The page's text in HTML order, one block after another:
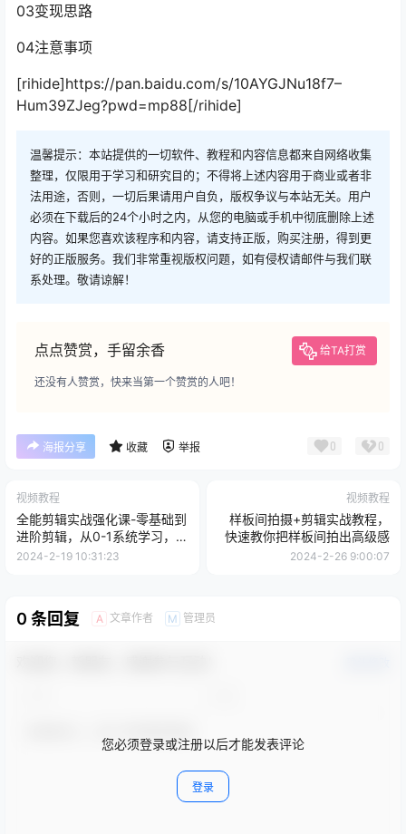
03变现思路
04注意事项
[rihide]https://pan.baidu.com/s/10AYGJNu18f7–
Hum39ZJeg?pwd=mp88[/rihide]
温馨提示：本站提供的一切软件、教程和内容信息都来自网络收集
整理，仅限用于学习和研究目的；不得将上述内容用于商业或者非
法用途，否则，一切后果请用户自负，版权争议与本站无关。用户
必须在下载后的24个小时之内，从您的电脑或手机中彻底删除上述
内容。如果您喜欢该程序和内容，请支持正版，购买注册，得到更
好的正版服务。我们非常重视版权问题，如有侵权请邮件与我们联
系处理。敬请谅解！
点点赞赏，手留余香 给TA打赏
还没有人赞赏，快来当第一个赞赏的人吧！
海报分享 收藏 举报 0 0
视频教程
全能剪辑实战强化课-零基础到
进阶剪辑，从0-1系统学习，
200节课程加强版！
2024-2-19 10:31:23
视频教程
样板间拍摄+剪辑实战教程，
快速教你把样板间拍出高级感
2024-2-26 9:00:07
0 条回复 A 文章作者 M 管理员
您必须登录或注册以后才能发表评论
登录